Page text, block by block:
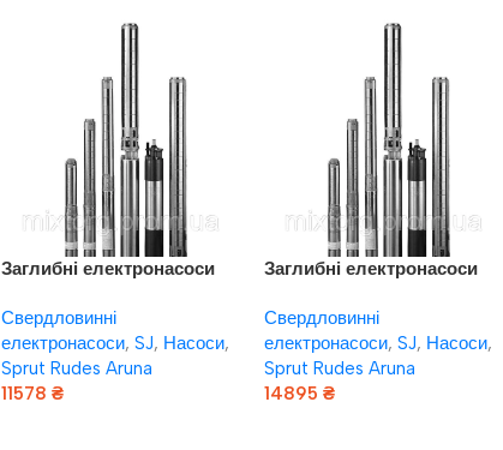
Заглибні електронасоси
(220V)
Свердловинні
електронасоси, SJ, Насоси,
Sprut Rudes Aruna
11578 ₴
Заглибні електронасоси
(220V)
Свердловинні
електронасоси, SJ, Насоси,
Sprut Rudes Aruna
14895 ₴